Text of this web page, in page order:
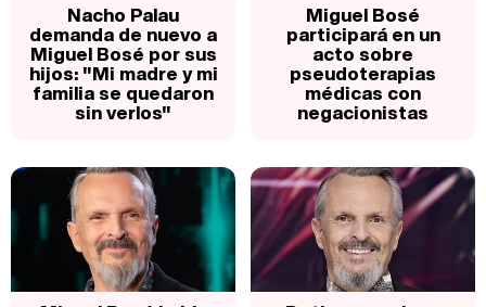
Nacho Palau
demanda de nuevo a
Miguel Bosé por sus
hijos: "Mi madre y mi
familia se quedaron
sin verlos"
Miguel Bosé
participará en un
acto sobre
pseudoterapias
médicas con
negacionistas